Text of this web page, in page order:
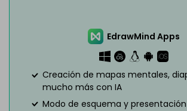
EdrawMind Apps
Creación de mapas mentales,
mucho más con IA
Modo de esquema y presentación